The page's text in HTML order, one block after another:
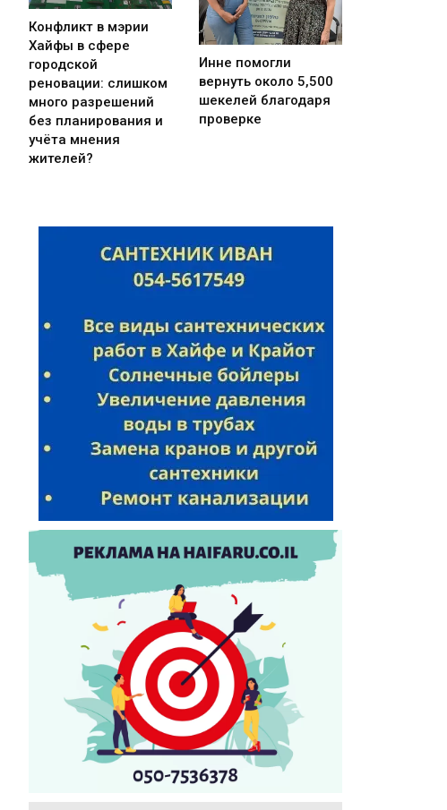
Конфликт в мэрии
Хайфы в сфере
городской
реновации: слишком
много разрешений
без планирования и
учёта мнения
жителей?
Инне помогли
вернуть около 5,500
шекелей благодаря
проверке